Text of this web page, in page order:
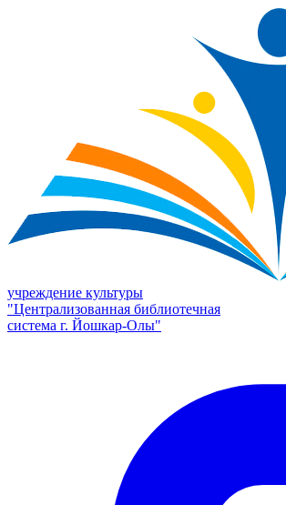
учреждение культуры
"Централизованная библиотечная
система г. Йошкар-Олы"